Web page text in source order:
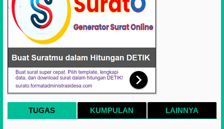
TUGAS KUMPULAN LAINNYA